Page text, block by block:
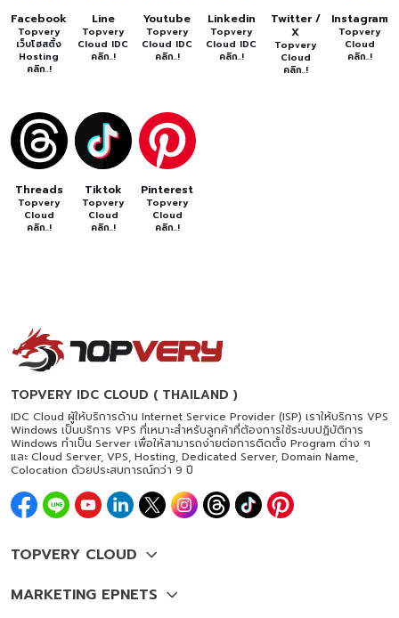
Facebook
Topvery
เว็บโฮสติ้ง
Hosting
คลิก..!
Line
Topvery
Cloud IDC
คลิก..!
Youtube
Topvery
Cloud IDC
คลิก..!
Linkedin
Topvery
Cloud IDC
คลิก..!
Twitter /
X
Topvery
Cloud
คลิก..!
Instagram
Topvery
Cloud
คลิก..!
Threads
Topvery
Cloud
คลิก..!
Tiktok
Topvery
Cloud
คลิก..!
Pinterest
Topvery
Cloud
คลิก..!
TOPVERY IDC CLOUD ( THAILAND )
IDC Cloud ผู้ให้บริการด้าน Internet Service Provider (ISP) เราให้บริการ VPS
Windows เป็นบริการ VPS ที่เหมาะสำหรับลูกค้าที่ต้องการใช้ระบบปฏิบัติการ
Windows ทำเป็น Server เพื่อให้สามารถง่ายต่อการติดตั้ง Program ต่าง ๆ
และ Cloud Server, VPS, Hosting, Dedicated Server, Domain Name,
Colocation ด้วยประสบการณ์กว่า 9 ปี